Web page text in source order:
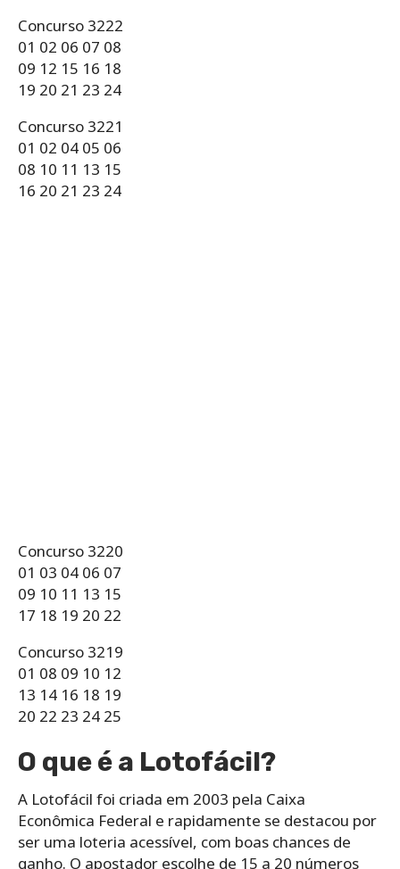
Concurso 3222
01 02 06 07 08
09 12 15 16 18
19 20 21 23 24
Concurso 3221
01 02 04 05 06
08 10 11 13 15
16 20 21 23 24
Concurso 3220
01 03 04 06 07
09 10 11 13 15
17 18 19 20 22
Concurso 3219
01 08 09 10 12
13 14 16 18 19
20 22 23 24 25
O que é a Lotofácil?
A Lotofácil foi criada em 2003 pela Caixa
Econômica Federal e rapidamente se destacou por
ser uma loteria acessível, com boas chances de
ganho. O apostador escolhe de 15 a 20 números